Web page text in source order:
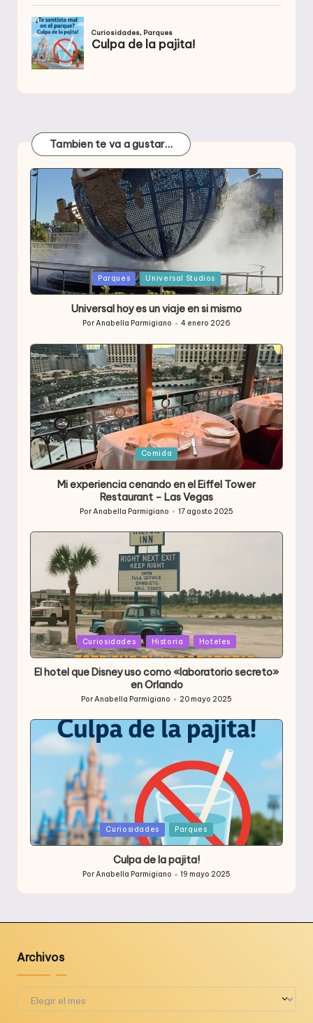
Tambien te va a gustar…
Publicada
en
Parques Universal Studios
Universal hoy es un viaje en si mismo
PorAnabella Parmigiano 4 enero 2026
Publicada
en
Comida
Mi experiencia cenando en el Eiffel Tower
Restaurant – Las Vegas
Publicado
PorAnabella Parmigiano 17 agosto 2025
Publicada
en
Curiosidades Historia Hoteles
El hotel que Disney uso como «laboratorio secreto»
en Orlando
Publicado
por
PorAnabella Parmigiano 20 mayo 2025
Publicada
en
Curiosidades Parques
Culpa de la pajita!
por
PorAnabella Parmigiano 19 mayo 2025
Archivos